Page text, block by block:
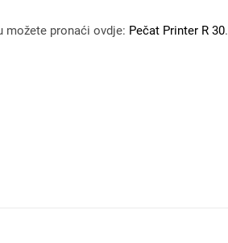
pronaći ovdje: Pečat Printer R 30.